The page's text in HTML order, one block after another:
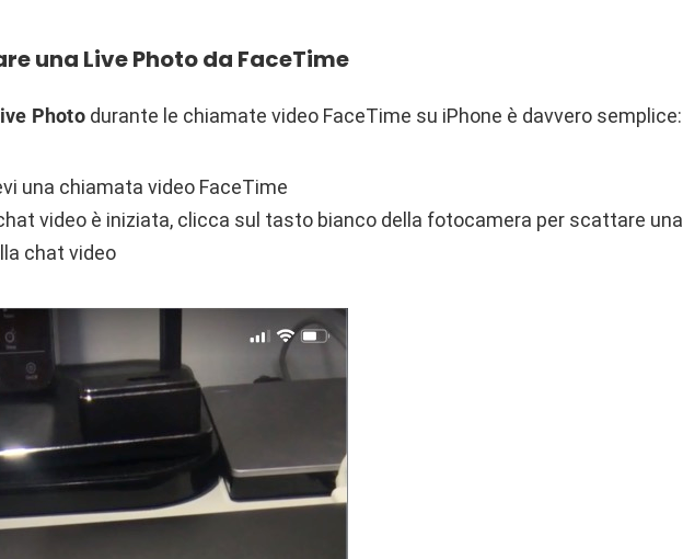
una Live Photo da FaceTime
Photodurante le chiamate video FaceTime su iPhone è davvero semplice:
una chiamata video FaceTime
video è iniziata, clicca sul tasto bianco della fotocamera per scattare una
chat video